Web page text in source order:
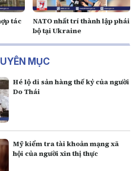
tác
NATO nhất trí thành lập phái
bộ tại Ukraine
MỤC
Hé lộ di sản hàng thế kỷ của người
Do Thái
Mỹ kiểm tra tài khoản mạng xã
hội của người xin thị thực